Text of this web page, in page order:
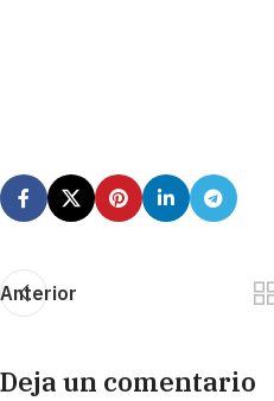
Anterior
Deja un comentario